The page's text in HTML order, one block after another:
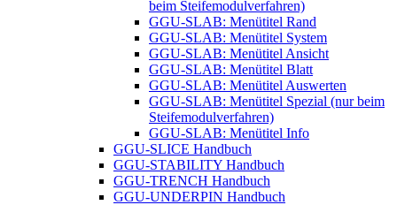
beim Steifemodulverfahren)
GGU-SLAB: Menütitel Rand
GGU-SLAB: Menütitel System
GGU-SLAB: Menütitel Ansicht
GGU-SLAB: Menütitel Blatt
GGU-SLAB: Menütitel Auswerten
GGU-SLAB: Menütitel Spezial (nur beim
Steifemodulverfahren)
GGU-SLAB: Menütitel Info
GGU-SLICE Handbuch
GGU-STABILITY Handbuch
GGU-TRENCH Handbuch
GGU-UNDERPIN Handbuch